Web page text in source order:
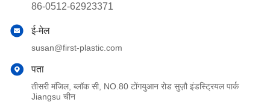
86-0512-62923371
ई-मेल
susan@first-plastic.com
पता
तीसरी मंजिल, ब्लॉक सी, NO.80 टोंगयुआन रोड सुज़ौ इंडस्ट्रियल पार्क
Jiangsu चीन